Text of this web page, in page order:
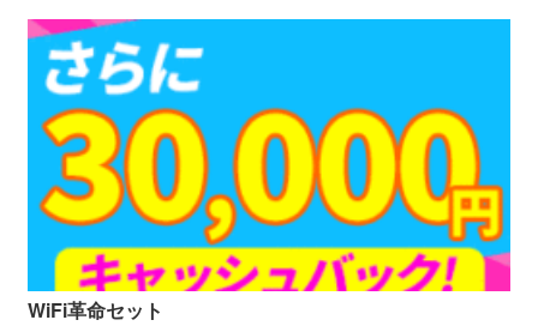
WiFi革命セット